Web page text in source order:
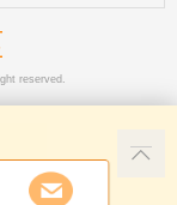
reserved.